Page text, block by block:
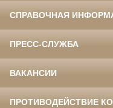
СПРАВОЧНАЯ
ПРЕСС-СЛУЖБА
ВАКАНСИИ
ПРОТИВОДЕЙСТВИЕ